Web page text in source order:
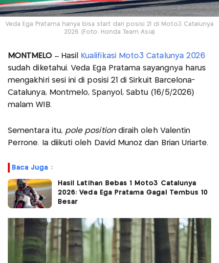
Veda Ega Pratama hanya bisa start dari posisi 21 di Moto3 Catalunya
2026 (Foto: Honda Team Asia)
MONTMELO –Hasil
Kualifikasi Moto3 Catalunya 2026
sudah diketahui. Veda Ega Pratama sayangnya harus
mengakhiri sesi ini di posisi 21 di Sirkuit Barcelona-
Catalunya, Montmelo, Spanyol, Sabtu (16/5/2026)
malam WIB.
Sementara itu, pole positiondiraih oleh Valentin
Perrone. Ia diikuti oleh David Munoz dan Brian Uriarte.
Baca Juga :
Hasil Latihan Bebas 1 Moto3 Catalunya
2026: Veda Ega Pratama Gagal Tembus 10
Besar